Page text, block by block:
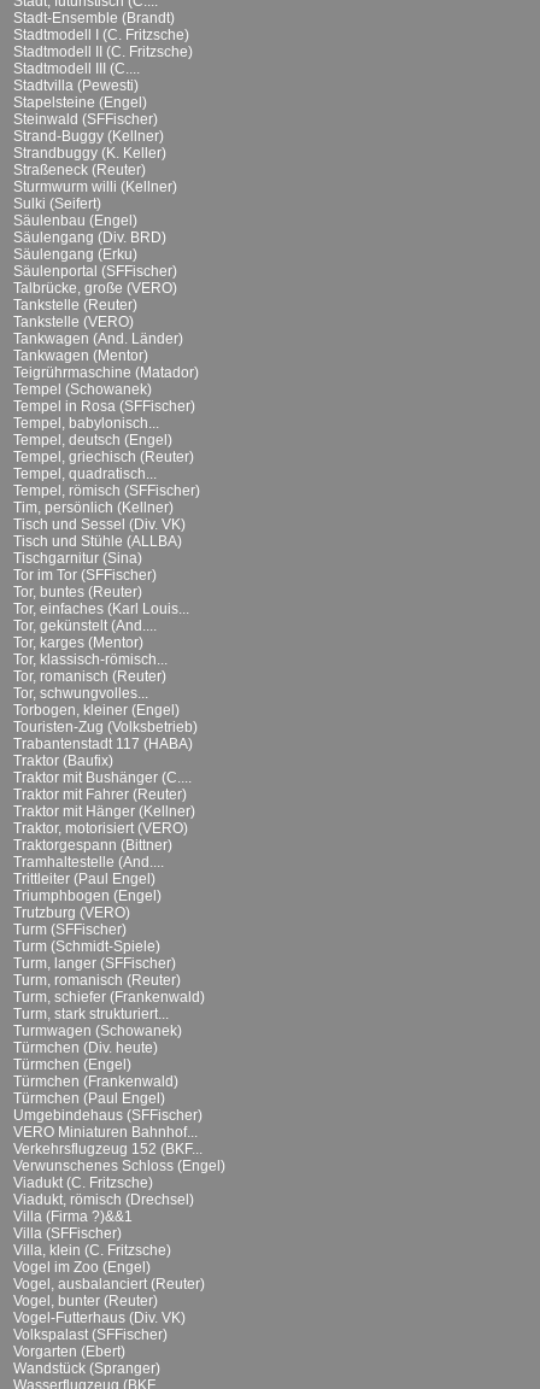
Stadt-Ensemble (Brandt)
Stadtmodell I (C. Fritzsche)
Stadtmodell II (C. Fritzsche)
Stadtmodell III (C....
Stadtvilla (Pewesti)
Stapelsteine (Engel)
Steinwald (SFFischer)
Strand-Buggy (Kellner)
Strandbuggy (K. Keller)
Straßeneck (Reuter)
Sturmwurm willi (Kellner)
Sulki (Seifert)
Säulenbau (Engel)
Säulengang (Div. BRD)
Säulengang (Erku)
Säulenportal (SFFischer)
Talbrücke, große (VERO)
Tankstelle (Reuter)
Tankstelle (VERO)
Tankwagen (And. Länder)
Tankwagen (Mentor)
Teigrührmaschine (Matador)
Tempel (Schowanek)
Tempel in Rosa (SFFischer)
Tempel, babylonisch...
Tempel, deutsch (Engel)
Tempel, griechisch (Reuter)
Tempel, quadratisch...
Tempel, römisch (SFFischer)
Tim, persönlich (Kellner)
Tisch und Sessel (Div. VK)
Tisch und Stühle (ALLBA)
Tischgarnitur (Sina)
Tor im Tor (SFFischer)
Tor, buntes (Reuter)
Tor, einfaches (Karl Louis...
Tor, gekünstelt (And....
Tor, karges (Mentor)
Tor, klassisch-römisch...
Tor, romanisch (Reuter)
Tor, schwungvolles...
Torbogen, kleiner (Engel)
Touristen-Zug (Volksbetrieb)
Trabantenstadt 117 (HABA)
Traktor (Baufix)
Traktor mit Bushänger (C....
Traktor mit Fahrer (Reuter)
Traktor mit Hänger (Kellner)
Traktor, motorisiert (VERO)
Traktorgespann (Bittner)
Tramhaltestelle (And....
Trittleiter (Paul Engel)
Triumphbogen (Engel)
Trutzburg (VERO)
Turm (SFFischer)
Turm (Schmidt-Spiele)
Turm, langer (SFFischer)
Turm, romanisch (Reuter)
Turm, schiefer (Frankenwald)
Turm, stark strukturiert...
Turmwagen (Schowanek)
Türmchen (Div. heute)
Türmchen (Engel)
Türmchen (Frankenwald)
Türmchen (Paul Engel)
Umgebindehaus (SFFischer)
VERO Miniaturen Bahnhof...
Verkehrsflugzeug 152 (BKF...
Verwunschenes Schloss (Engel)
Viadukt (C. Fritzsche)
Viadukt, römisch (Drechsel)
Villa (Firma ?)&&1
Villa (SFFischer)
Villa, klein (C. Fritzsche)
Vogel im Zoo (Engel)
Vogel, ausbalanciert (Reuter)
Vogel, bunter (Reuter)
Vogel-Futterhaus (Div. VK)
Volkspalast (SFFischer)
Vorgarten (Ebert)
Wandstück (Spranger)
Wasserflugzeug (BKF